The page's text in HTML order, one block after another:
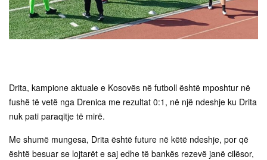
Drita, kampione aktuale e Kosovës në futboll është mposhtur në
fushë të vetë nga Drenica me rezultat 0:1, në një ndeshje ku Drita
nuk pati paraqitje të mirë.
Me shumë mungesa, Drita është future në këtë ndeshje, por që
është besuar se lojtarët e saj edhe të bankës rezevë janë cilësor,